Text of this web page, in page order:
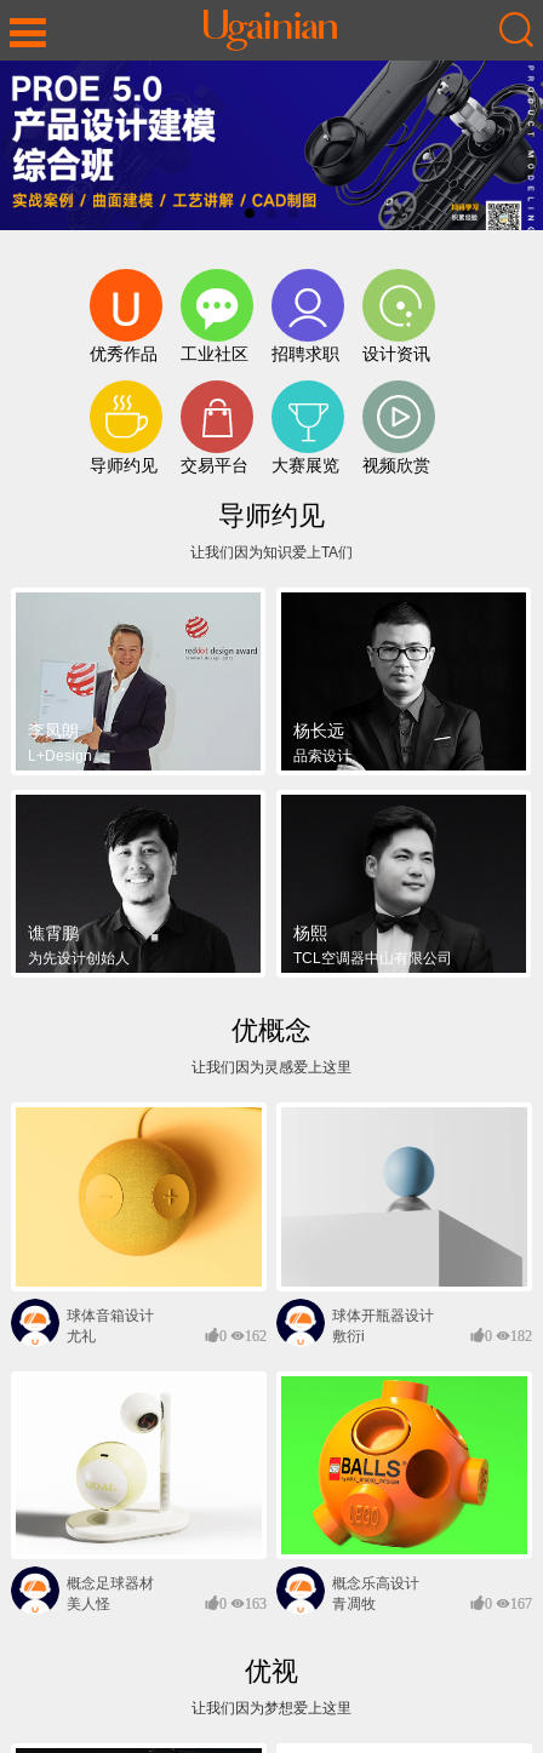
优秀作品 工业社区 招聘求职 设计资讯
导师约见 交易平台 大赛展览 视频欣赏
导师约见
让我们因为知识爱上TA们
李凤朗
L+Design
杨长远
品索设计
谯霄鹏
为先设计创始人
杨熙
TCL空调器中山有限公司
优概念
让我们因为灵感爱上这里
球体音箱设计
尤礼
0 162
球体开瓶器设计
敷衍i
0 182
概念足球器材
美人怪
0 163
概念乐高设计
青凋牧
0 167
优视
让我们因为梦想爱上这里